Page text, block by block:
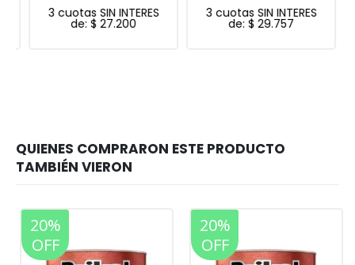
3 cuotas SIN INTERES
de:$27.200
3 cuotas SIN INTERES
de:$29.757
20%
OFF
20%
OFF